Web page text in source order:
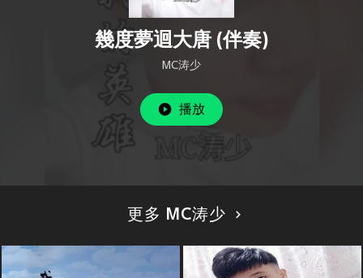
幾度夢迴大唐 (伴奏)
MC涛少
播放
更多 MC涛少